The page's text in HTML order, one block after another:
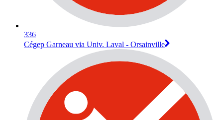
336
Cégep Garneau via Univ. Laval - Orsainville